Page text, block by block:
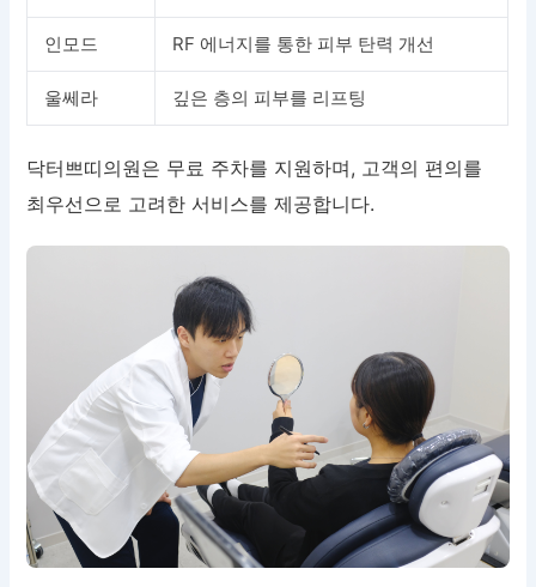
인모드 RF 에너지를 통한 피부 탄력 개선
울쎄라 깊은 층의 피부를 리프팅
닥터쁘띠의원은 무료 주차를 지원하며, 고객의 편의를
최우선으로 고려한 서비스를 제공합니다.